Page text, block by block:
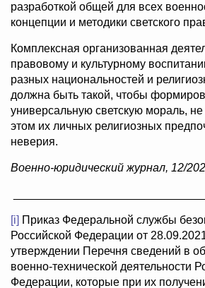
разработкой общей для всех
концепции и методики светского
Комплексная организованная
правовому и культурному
разных национальностей и
должна быть такой, чтобы
универсальную светскую мораль, не
этом их личных религиозных
неверия.
Военно-юридический журнал, 12/
[i] Приказ Федеральной службы
Российской Федерации от
утверждении Перечня сведений в
военно-технической деятельности
Федерации, которые при их